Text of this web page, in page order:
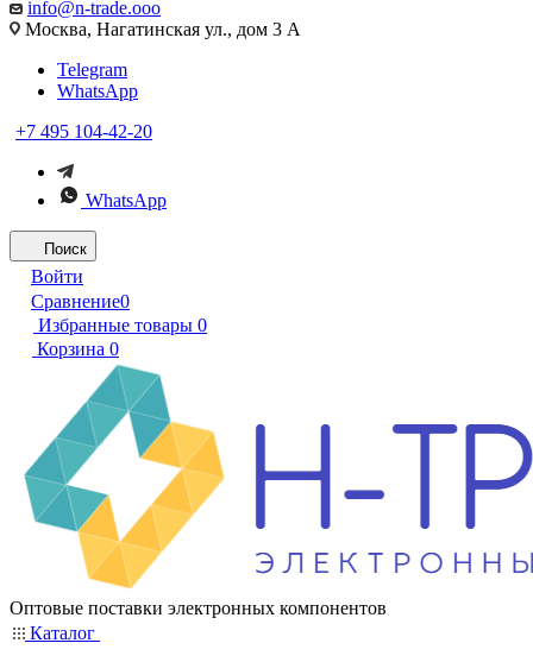
info@n-trade.ooo
Москва, Нагатинская ул., дом 3 А
Telegram
WhatsApp
+7 495 104-42-20
WhatsApp
Поиск
Войти
Сравнение0
Избранные товары 0
Корзина 0
Оптовые поставки электронных компонентов
Каталог